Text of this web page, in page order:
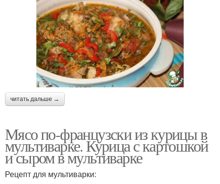
читать дальше →
Мясо по-французски из курицы в
мультиварке. Курица с картошкой
и сыром в мультиварке
Рецепт для мультиварки: